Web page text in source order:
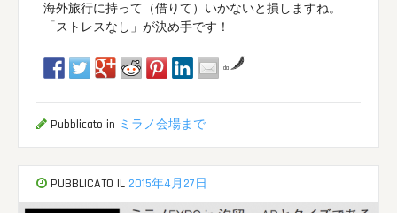
海外旅行に持って（借りて）いかないと損しますね。
「ストレスなし」が決め手です！
da
Pubblicato in ミラノ会場まで
PUBBLICATO IL 2015年4月27日